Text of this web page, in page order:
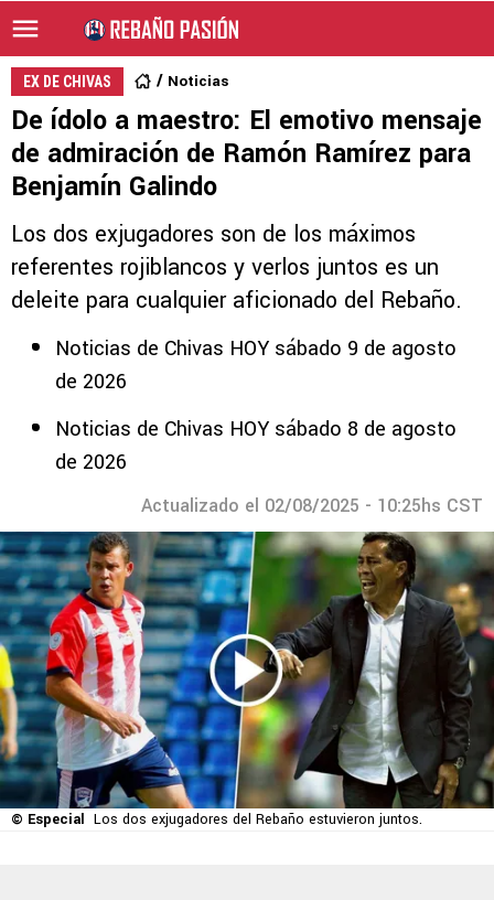
EX DE CHIVAS Noticias
De ídolo a maestro: El emotivo mensaje
de admiración de Ramón Ramírez para
Benjamín Galindo
Los dos exjugadores son de los máximos
referentes rojiblancos y verlos juntos es un
deleite para cualquier aficionado del Rebaño.
Noticias de Chivas HOY sábado 9 de agosto
de 2026
Noticias de Chivas HOY sábado 8 de agosto
de 2026
Actualizado el 02/08/2025 - 10:25hs CST
© Especial Los dos exjugadores del Rebaño estuvieron juntos.